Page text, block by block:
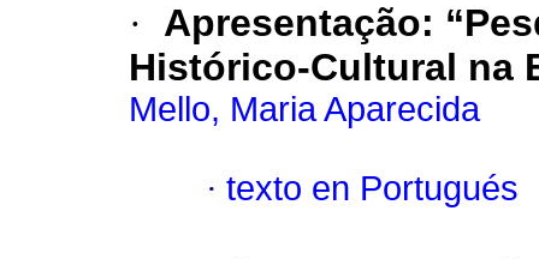
·
Apresentação:
Histórico-Cultural na
Mello, Maria Aparecida
· texto en Portugués